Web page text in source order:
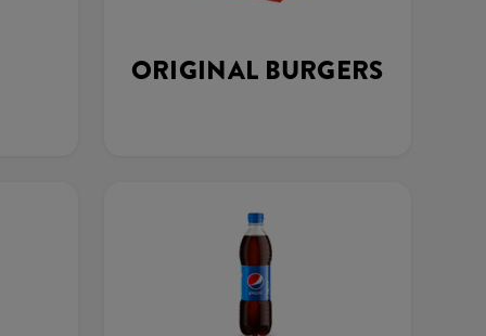
ORIGINAL BURGERS